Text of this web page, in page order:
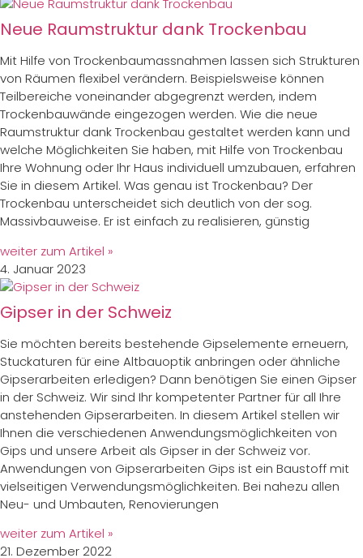
Neue Raumstruktur dank Trockenbau
Mit Hilfe von Trockenbaumassnahmen lassen sich Strukturen
von Räumen flexibel verändern. Beispielsweise können
Teilbereiche voneinander abgegrenzt werden, indem
Trockenbauwände eingezogen werden. Wie die neue
Raumstruktur dank Trockenbau gestaltet werden kann und
welche Möglichkeiten Sie haben, mit Hilfe von Trockenbau
Ihre Wohnung oder Ihr Haus individuell umzubauen, erfahren
Sie in diesem Artikel. Was genau ist Trockenbau? Der
Trockenbau unterscheidet sich deutlich von der sog.
Massivbauweise. Er ist einfach zu realisieren, günstig
weiter zum Artikel »
4. Januar 2023
Gipser in der Schweiz
Sie möchten bereits bestehende Gipselemente erneuern,
Stuckaturen für eine Altbauoptik anbringen oder ähnliche
Gipserarbeiten erledigen? Dann benötigen Sie einen Gipser
in der Schweiz. Wir sind Ihr kompetenter Partner für all Ihre
anstehenden Gipserarbeiten. In diesem Artikel stellen wir
Ihnen die verschiedenen Anwendungsmöglichkeiten von
Gips und unsere Arbeit als Gipser in der Schweiz vor.
Anwendungen von Gipserarbeiten Gips ist ein Baustoff mit
vielseitigen Verwendungsmöglichkeiten. Bei nahezu allen
Neu- und Umbauten, Renovierungen
weiter zum Artikel »
21. Dezember 2022